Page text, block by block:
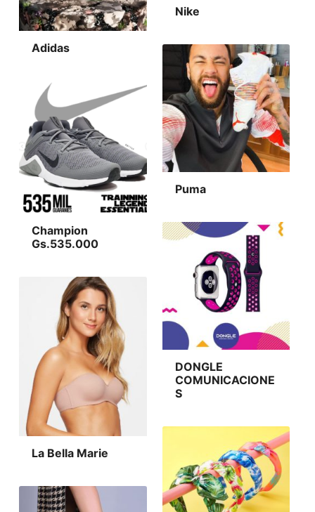
Nike
Adidas
Puma
Champion
Gs.535.000
DONGLE
COMUNICACIONE
S
La Bella Marie